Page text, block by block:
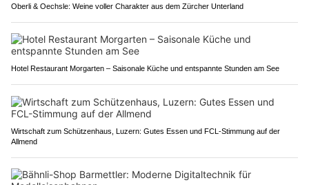
Oberli & Oechsle: Weine voller Charakter aus dem Zürcher Unterland
Hotel Restaurant Morgarten – Saisonale Küche und entspannte Stunden am See
Wirtschaft zum Schützenhaus, Luzern: Gutes Essen und FCL-Stimmung auf der
Allmend